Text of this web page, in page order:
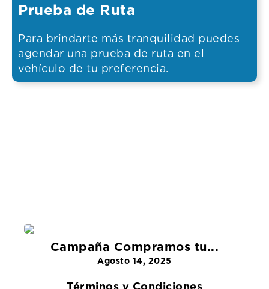
Prueba de Ruta
Para brindarte más tranquilidad puedes
agendar una prueba de ruta en el
vehículo de tu preferencia.
Campaña Compramos tu...
Agosto 14, 2025
Términos y Condiciones